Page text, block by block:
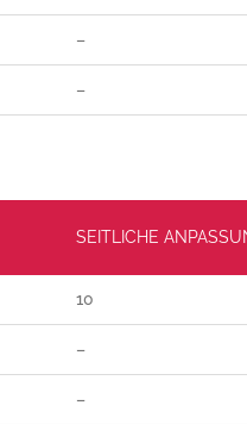
–
–
SEITLICHE
10
–
–